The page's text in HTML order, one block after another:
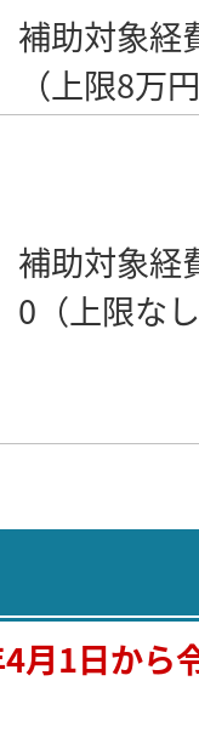
補助対象経
（上限8万
補助対象経
0（上限な
月1日から